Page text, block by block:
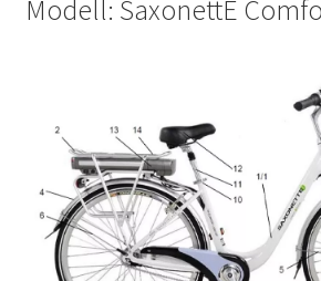
Modell: SaxonettE